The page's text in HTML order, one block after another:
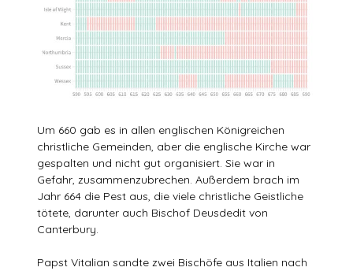
Um 660 gab es in allen englischen Königreichen
christliche Gemeinden, aber die englische Kirche war
gespalten und nicht gut organisiert. Sie war in
Gefahr, zusammenzubrechen. Außerdem brach im
Jahr 664 die Pest aus, die viele christliche Geistliche
tötete, darunter auch Bischof Deusdedit von
Canterbury.
Papst Vitalian sandte zwei Bischöfe aus Italien nach